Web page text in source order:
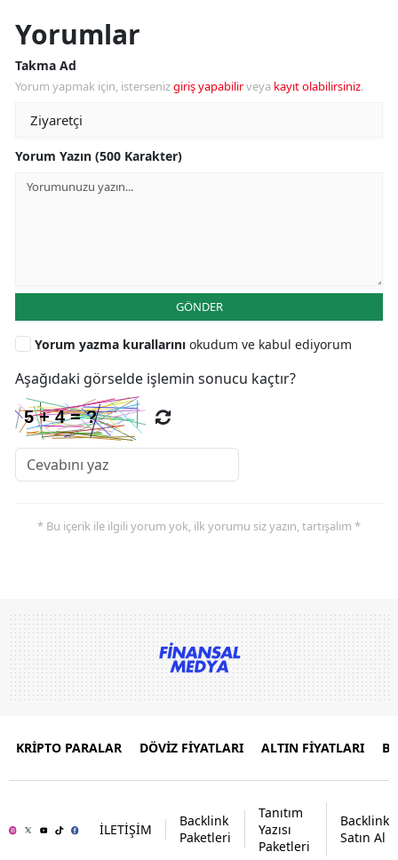
Yorumlar
Takma Ad
Yorum yapmak için, istersenizgiriş yapabilirveya kayıt olabilirsiniz.
Yorum Yazın (500 Karakter)
GÖNDER
Yorum yazma kurallarını okudum ve kabul ediyorum
Aşağıdaki görselde işlemin sonucu kaçtır?
* Bu içerik ile ilgili yorum yok, ilk yorumu siz yazın, tartışalım *
KRİPTO PARALAR DÖVİZ FİYATLARI ALTIN FİYATLARI
İLETİŞİM
Backlink
Paketleri
Tanıtım
Yazısı
Paketleri
Backlink
Satın Al